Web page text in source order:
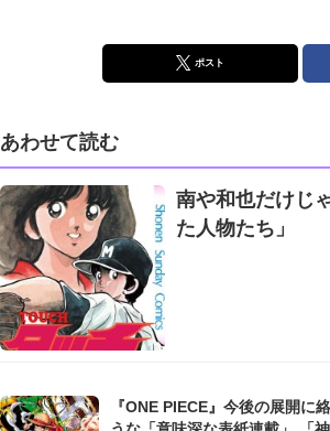
ポスト
あわせて読む
南や和也だけじ
た人物たち」
『ONE PIECE』今後の展開に